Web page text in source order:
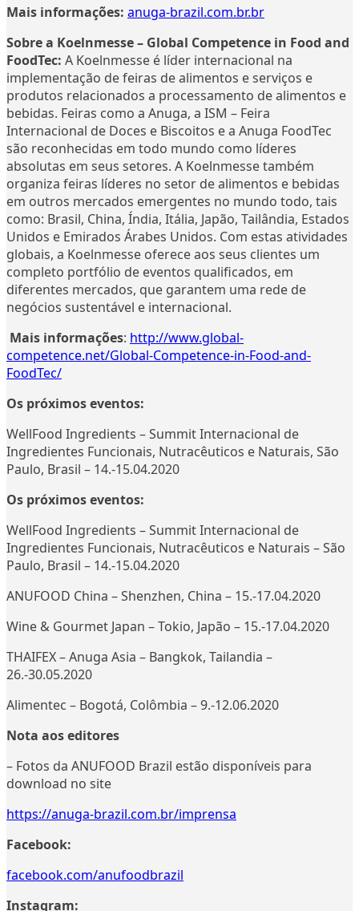
Mais informações: anuga-brazil.com.br.br
Sobre a Koelnmesse – Global Competence in Food and
FoodTec: A Koelnmesse é líder internacional na
implementação de feiras de alimentos e serviços e
produtos relacionados a processamento de alimentos e
bebidas. Feiras como a Anuga, a ISM – Feira
Internacional de Doces e Biscoitos e a Anuga FoodTec
são reconhecidas em todo mundo como líderes
absolutas em seus setores. A Koelnmesse também
organiza feiras líderes no setor de alimentos e bebidas
em outros mercados emergentes no mundo todo, tais
como: Brasil, China, Índia, Itália, Japão, Tailândia, Estados
Unidos e Emirados Árabes Unidos. Com estas atividades
globais, a Koelnmesse oferece aos seus clientes um
completo portfólio de eventos qualificados, em
diferentes mercados, que garantem uma rede de
negócios sustentável e internacional.
Mais informações: http://www.global-
competence.net/Global-Competence-in-Food-and-
FoodTec/
Os próximos eventos:
WellFood Ingredients – Summit Internacional de
Ingredientes Funcionais, Nutracêuticos e Naturais, São
Paulo, Brasil – 14.-15.04.2020
Os próximos eventos:
WellFood Ingredients – Summit Internacional de
Ingredientes Funcionais, Nutracêuticos e Naturais – São
Paulo, Brasil – 14.-15.04.2020
ANUFOOD China – Shenzhen, China – 15.-17.04.2020
Wine & Gourmet Japan – Tokio, Japão – 15.-17.04.2020
THAIFEX – Anuga Asia – Bangkok, Tailandia –
26.-30.05.2020
Alimentec – Bogotá, Colômbia – 9.-12.06.2020
Nota aos editores
– Fotos da ANUFOOD Brazil estão disponíveis para
download no site
https://anuga-brazil.com.br/imprensa
Facebook:
facebook.com/anufoodbrazil
Instagram: